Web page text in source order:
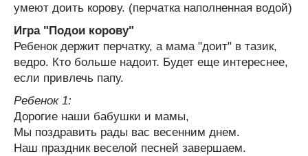
умеют доить корову. (перчатка наполненная водой)
Игра "Подои корову"
Ребенок держит перчатку, а мама "доит" в тазик,
ведро. Кто больше надоит. Будет еще интереснее,
если привлечь папу.
Ребенок 1:
Дорогие наши бабушки и мамы,
Мы поздравить рады вас весенним днем.
Наш праздник веселой песней завершаем.